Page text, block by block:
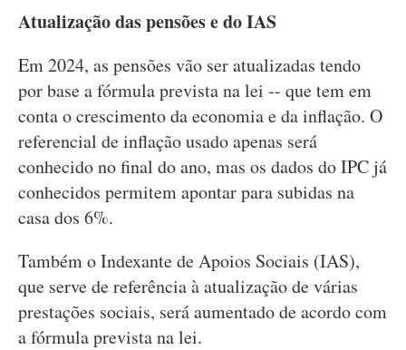
Atualização das pensões e do IAS
Em 2024, as pensões vão ser atualizadas tendo
por base a fórmula prevista na lei -- que tem em
conta o crescimento da economia e da inflação. O
referencial de inflação usado apenas será
conhecido no final do ano, mas os dados do IPC já
conhecidos permitem apontar para subidas na
casa dos 6%.
Também o Indexante de Apoios Sociais (IAS),
que serve de referência à atualização de várias
prestações sociais, será aumentado de acordo com
a fórmula prevista na lei.